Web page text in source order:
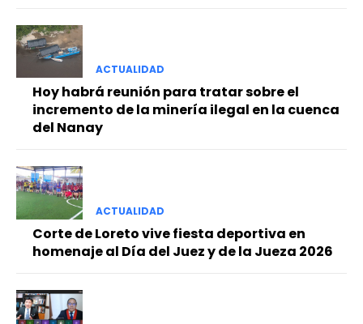
ACTUALIDAD
Hoy habrá reunión para tratar sobre el
incremento de la minería ilegal en la cuenca
del Nanay
ACTUALIDAD
Corte de Loreto vive fiesta deportiva en
homenaje al Día del Juez y de la Jueza 2026